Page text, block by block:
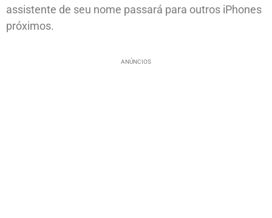
assistente de seu nome passará para outros iPhones
próximos.
ANÚNCIOS